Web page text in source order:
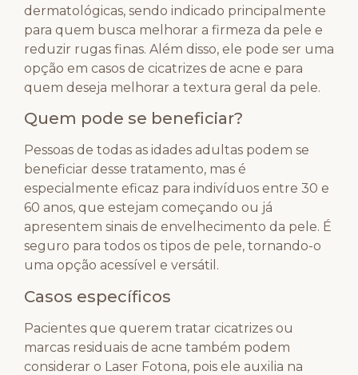
dermatológicas, sendo indicado principalmente
para quem busca melhorar a firmeza da pele e
reduzir rugas finas. Além disso, ele pode ser uma
opção em casos de cicatrizes de acne e para
quem deseja melhorar a textura geral da pele.
Quem pode se beneficiar?
Pessoas de todas as idades adultas podem se
beneficiar desse tratamento, mas é
especialmente eficaz para indivíduos entre 30 e
60 anos, que estejam começando ou já
apresentem sinais de envelhecimento da pele. É
seguro para todos os tipos de pele, tornando-o
uma opção acessível e versátil.
Casos específicos
Pacientes que querem tratar cicatrizes ou
marcas residuais de acne também podem
considerar o Laser Fotona, pois ele auxilia na